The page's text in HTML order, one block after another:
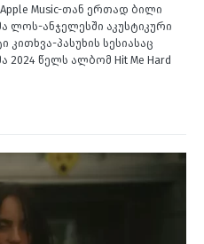
Music-თან ერთად ბილი
ლოს-ანჯელესში აკუსტიკური
პასუხის სესიასაც
2024 წელს ალბომ Hit Me Hard